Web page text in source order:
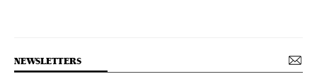
NEWSLETTERS